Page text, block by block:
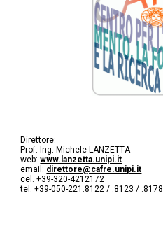
Direttore:
Prof. Ing. Michele LANZETTA
web:www.lanzetta.unipi.it
email: direttore@cafre.unipi.it
cel. +39-320-4212172
tel. +39-050-221.8122 / .8123 / .8178